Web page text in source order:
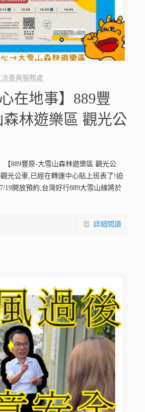
法委員服務處
在地事】889豐
森林遊樂區 觀光公
【889豐原-大雪山森林遊樂區 觀光公
光公車,已經在轉運中心貼上班表了!迫
19開放預約,台灣好行889大雪山線將於
詳細閱讀